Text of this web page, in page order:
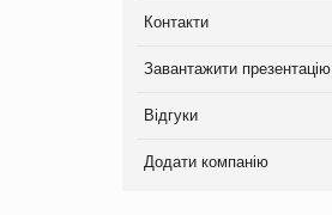
Контакти
Завантажити презентацію
Відгуки
Додати компанію